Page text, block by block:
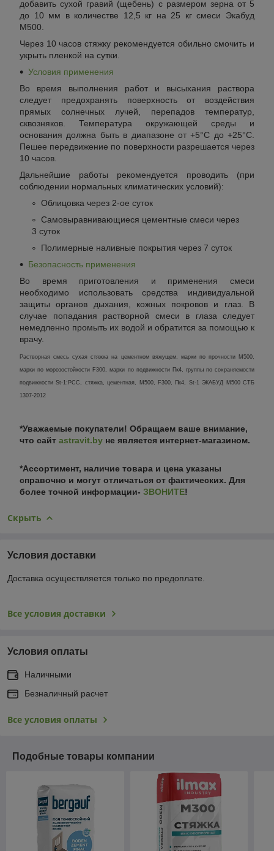
добавить сухой гравий (щебень) с размером зерна от 5
до 10 мм в количестве 12,5 кг на 25 кг смеси Экабуд
М500.
Через 10 часов стяжку рекомендуется обильно смочить и
укрыть пленкой на сутки.
Условия применения
Во время выполнения работ и высыхания раствора
следует предохранять поверхность от воздействия
прямых солнечных лучей, перепадов температур,
сквозняков. Температура окружающей среды и
основания должна быть в диапазоне от +5°С до +25°С.
Пешее передвижение по поверхности разрешается через
10 часов.
Дальнейшие работы рекомендуется проводить (при
соблюдении нормальных климатических условий):
Облицовка через 2-ое суток
Самовыравнивающиеся цементные смеси через
3 суток
Полимерные наливные покрытия через 7 суток
Безопасность применения
Во время приготовления и применения смеси
необходимо использовать средства индивидуальной
защиты органов дыхания, кожных покровов и глаз. В
случае попадания растворной смеси в глаза следует
немедленно промыть их водой и обратится за помощью к
врачу.
Растворная смесь сухая стяжка на цементном вяжущем, марки по прочности М500,
марки по морозостойкости F300, марки по подвижности Пк4, группы по сохраняемости
подвижности St-1: РСС, стяжка, цементная, М500, F300, Пк4, St-1 ЭКАБУД М500 СТБ
1307-2012
*Уважаемые покупатели! Обращаем ваше внимание,
что сайт astravit.by не является интернет-магазином.
*Ассортимент, наличие товара и цена указаны
справочно и могут отличаться от фактических. Для
более точной информации- ЗВОНИТЕ!
Скрыть
Условия доставки
Доставка осуществляется только по предоплате.
Все условия доставки
Условия оплаты
Наличными
Безналичный расчет
Все условия оплаты
Подобные товары компании